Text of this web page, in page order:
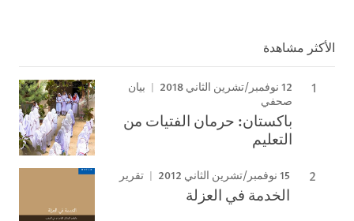
الأكثر مشاهدة
12 نوفمبر/تشرين الثاني 2018
بيان
صحفي
باكستان: حرمان الفتيات من
التعليم
15 نوفمبر/تشرين الثاني 2012 تقرير
الخدمة في العزلة